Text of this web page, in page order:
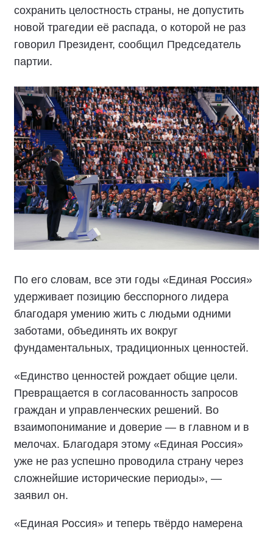
сохранить целостность страны, не допустить
новой трагедии её распада, о которой не раз
говорил Президент, сообщил Председатель
партии.
По его словам, все эти годы «Единая Россия»
удерживает позицию бесспорного лидера
благодаря умению жить с людьми одними
заботами, объединять их вокруг
фундаментальных, традиционных ценностей.
«Единство ценностей рождает общие цели.
Превращается в согласованность запросов
граждан и управленческих решений. Во
взаимопонимание и доверие — в главном и в
мелочах. Благодаря этому «Единая Россия»
уже не раз успешно проводила страну через
сложнейшие исторические периоды», —
заявил он.
«Единая Россия» и теперь твёрдо намерена